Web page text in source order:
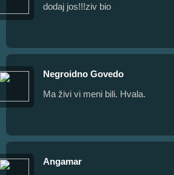
dodaj jos!!!ziv bio
Negroidno Govedo
Ma živi vi meni bili. Hvala.
Angamar